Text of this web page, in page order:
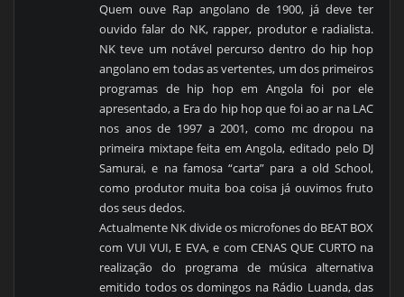
Quem ouve Rap angolano de 1900, já deve ter
ouvido falar do NK, rapper, produtor e radialista.
NK teve um notável percurso dentro do hip hop
angolano em todas as vertentes, um dos primeiros
programas de hip hop em Angola foi por ele
apresentado, a Era do hip hop que foi ao ar na LAC
nos anos de 1997 a 2001, como mc dropou na
primeira mixtape feita em Angola, editado pelo DJ
Samurai, e na famosa “carta” para a old School,
como produtor muita boa coisa já ouvimos fruto
dos seus dedos.
Actualmente NK divide os microfones do BEAT BOX
com VUI VUI, E EVA, e com CENAS QUE CURTO na
realização do programa de música alternativa
emitido todos os domingos na Rádio Luanda, das